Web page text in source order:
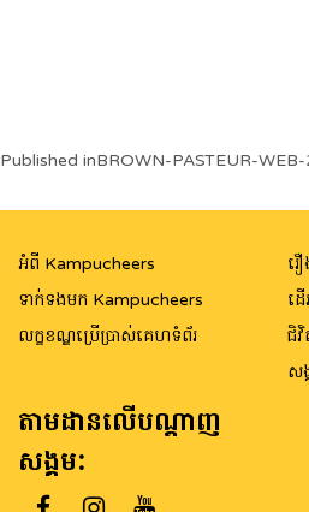
Post
navigation
Published inBROWN-PASTEUR-
អំពី Kampucheers
ទាក់ទងមក Kampucheers
លក្ខខណ្ឌប្រើប្រាស់គេហទំព័រ
រ
ដ
ជិវិ
ស
តាមដានលើបណ្តាញ
សង្គម: